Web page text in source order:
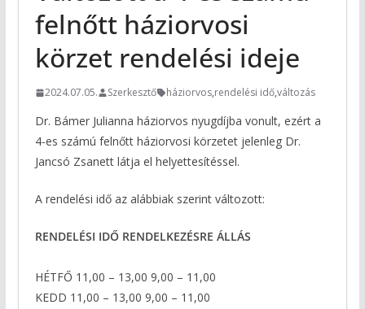
felnőtt háziorvosi
körzet rendelési ideje
2024.07.05. Szerkesztő háziorvos,rendelési idő,változás
Dr. Bámer Julianna háziorvos nyugdíjba vonult, ezért a
4-es számú felnőtt háziorvosi körzetet jelenleg Dr.
Jancsó Zsanett látja el helyettesítéssel.
A rendelési idő az alábbiak szerint változott:
RENDELÉSI IDŐ RENDELKEZÉSRE ÁLLÁS
HÉTFŐ 11,00 – 13,00 9,00 – 11,00
KEDD 11,00 – 13,00 9,00 – 11,00